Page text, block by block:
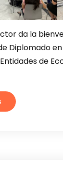
da la
Diplomado
de